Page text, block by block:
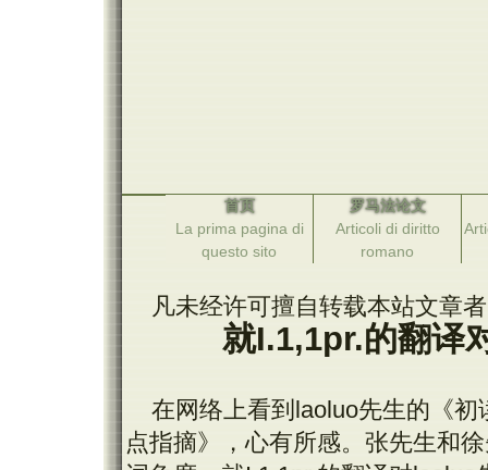
首页
La prima pagina di
questo sito
罗马法论文
Articoli di diritto
romano
凡未经许可擅自转载本站文章
就I.1,1pr.的翻译
在网络上看到 laoluo先生的《初
点指摘》，心有所感。张先生和